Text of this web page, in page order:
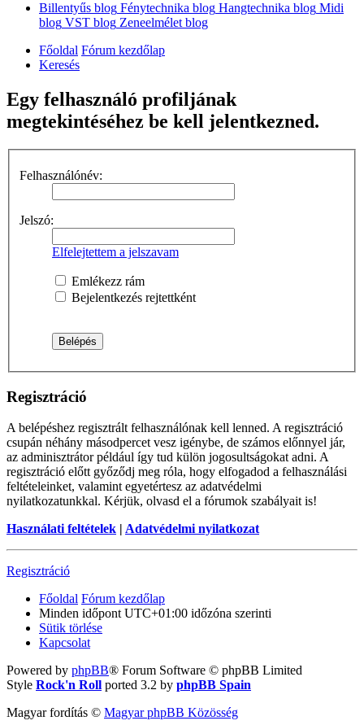
Billentyűs blog Fénytechnika blog Hangtechnika blog Midi
blog VST blog Zeneelmélet blog
Főoldal Fórum kezdőlap
Keresés
Egy felhasználó profiljának
megtekintéséhez be kell jelentkezned.
Felhasználónév:
Jelszó:
Elfelejtettem a jelszavam
Emlékezz rám
Bejelentkezés rejtettként
Regisztráció
A belépéshez regisztrált felhasználónak kell lenned. A regisztráció
csupán néhány másodpercet vesz igénybe, de számos előnnyel jár,
az adminisztrátor például így tud külön jogosultságokat adni. A
regisztráció előtt győződj meg róla, hogy elfogadod a felhasználási
feltételeinket, valamint egyetértesz az adatvédelmi
nyilatkozatunkkal. Kérjük, olvasd el a fórumok szabályait is!
Használati feltételek | Adatvédelmi nyilatkozat
Regisztráció
Főoldal Fórum kezdőlap
Minden időpont UTC+01:00 időzóna szerinti
Sütik törlése
Kapcsolat
Powered by phpBB® Forum Software © phpBB Limited
Style Rock'n Roll ported 3.2 by phpBB Spain
Magyar fordítás © Magyar phpBB Közösség